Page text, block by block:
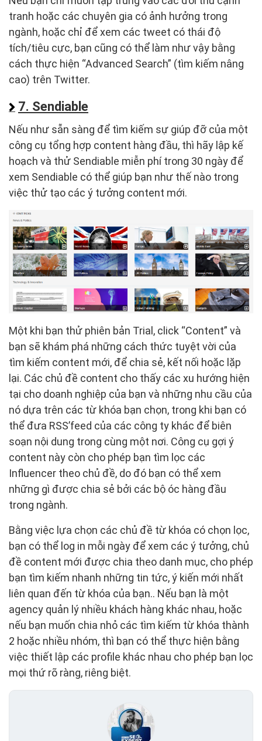
tranh hoặc các chuyên gia có ảnh hưởng trong
ngành, hoặc chỉ để xem các tweet có thái độ
tích/tiêu cực, bạn cũng có thể làm như vậy bằng
cách thực hiện “Advanced Search” (tìm kiếm nâng
cao) trên Twitter.
7. Sendiable
Nếu như sẵn sàng để tìm kiếm sự giúp đỡ của một
công cụ tổng hợp content hàng đầu, thì hãy lập kế
hoạch và thử Sendiable miễn phí trong 30 ngày để
xem Sendiable có thể giúp bạn như thế nào trong
việc thử tạo các ý tưởng content mới.
Một khi bạn thử phiên bản Trial, click “Content” và
bạn sẽ khám phá những cách thức tuyệt vời của
tìm kiếm content mới, để chia sẻ, kết nối hoặc lặp
lại. Các chủ đề content cho thấy các xu hướng hiện
tại cho doanh nghiệp của bạn và những nhu cầu của
nó dựa trên các từ khóa bạn chọn, trong khi bạn có
thể đưa RSS’feed của các công ty khác để biên
soạn nội dung trong cùng một nơi. Công cụ gợi ý
content này còn cho phép bạn tìm lọc các
Influencer theo chủ đề, do đó bạn có thể xem
những gì được chia sẻ bởi các bộ óc hàng đầu
trong ngành.
Bằng việc lựa chọn các chủ đề từ khóa có chọn lọc,
bạn có thể log in mỗi ngày để xem các ý tưởng, chủ
đề content mới được chia theo danh mục, cho phép
bạn tìm kiếm nhanh những tin tức, ý kiến mới nhất
liên quan đến từ khóa của bạn.. Nếu bạn là một
agency quản lý nhiều khách hàng khác nhau, hoặc
nếu bạn muốn chia nhỏ các tìm kiếm từ khóa thành
2 hoặc nhiều nhóm, thì bạn có thể thực hiện bằng
việc thiết lập các profile khác nhau cho phép bạn lọc
mọi thứ rõ ràng, riêng biệt.